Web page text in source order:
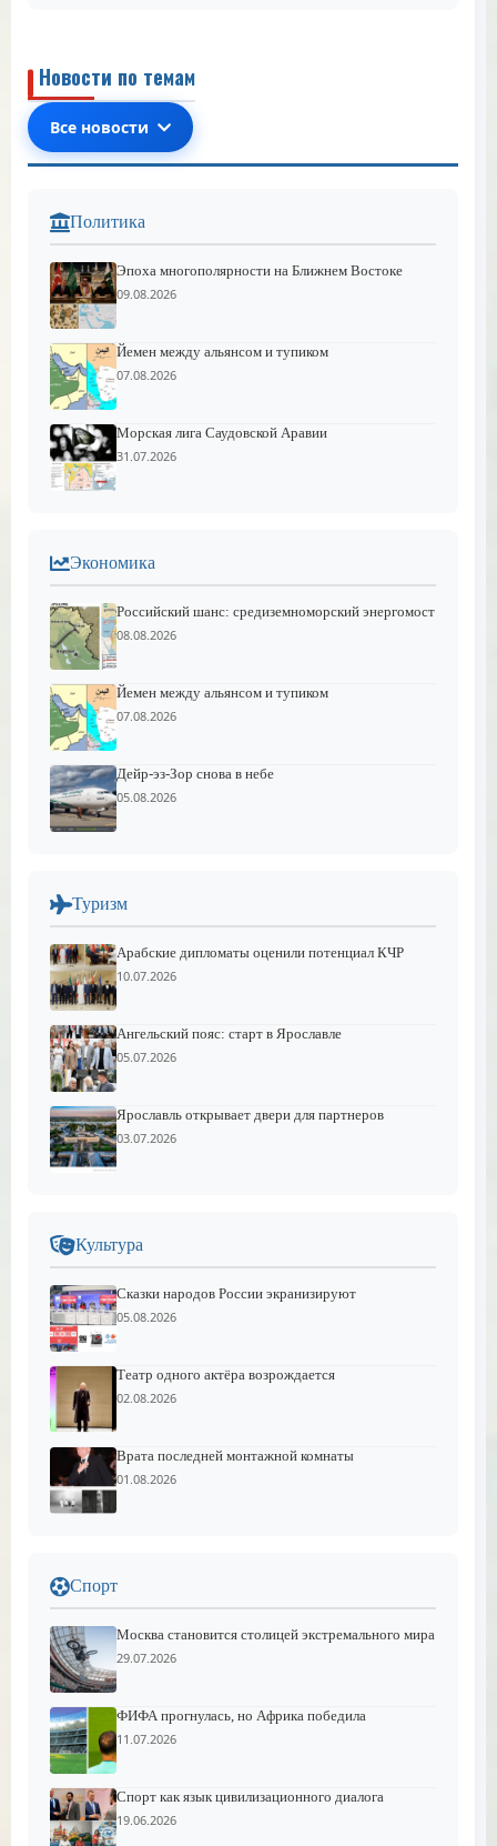
Новости по темам
Все новости
Политика
Эпоха многополярности на Ближнем Востоке
09.08.2026
Йемен между альянсом и тупиком
07.08.2026
Морская лига Саудовской Аравии
31.07.2026
Экономика
Российский шанс: средиземноморский энергомост
08.08.2026
Йемен между альянсом и тупиком
07.08.2026
Дейр-эз-Зор снова в небе
05.08.2026
Туризм
Арабские дипломаты оценили потенциал КЧР
10.07.2026
Ангельский пояс: старт в Ярославле
05.07.2026
Ярославль открывает двери для партнеров
03.07.2026
Культура
Сказки народов России экранизируют
05.08.2026
Театр одного актёра возрождается
02.08.2026
Врата последней монтажной комнаты
01.08.2026
Спорт
Москва становится столицей экстремального мира
29.07.2026
ФИФА прогнулась, но Африка победила
11.07.2026
Спорт как язык цивилизационного диалога
19.06.2026